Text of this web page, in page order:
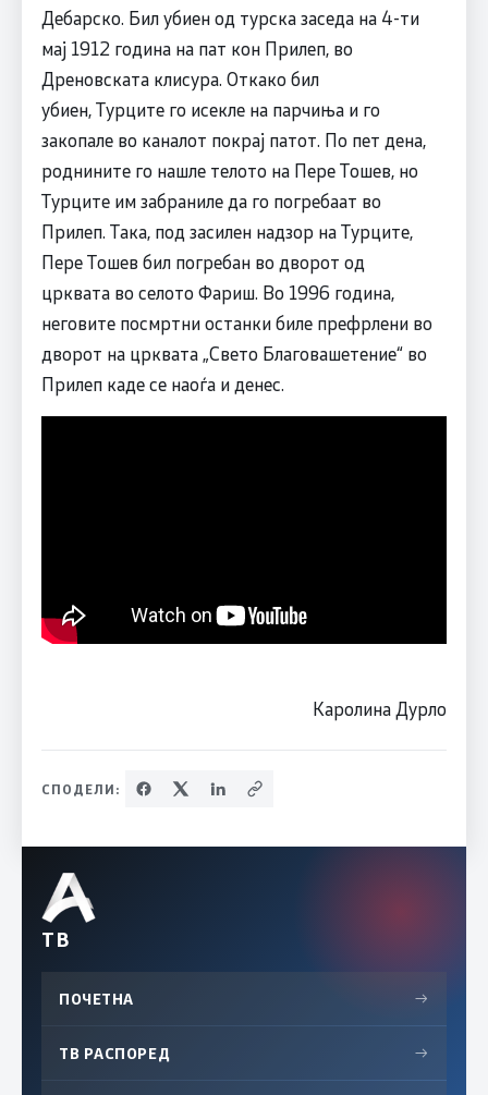
Дебарско. Бил убиен од турска заседа на 4-ти
мај 1912 година на пат кон Прилеп, во
Дреновската клисура. Откако бил
убиен, Турците го исекле на парчиња и го
закопале во каналот покрај патот. По пет дена,
роднините го нашле телото на Пере Тошев, но
Турците им забраниле да го погребаат во
Прилеп. Така, под засилен надзор на Турците,
Пере Тошев бил погребан во дворот од
црквата во селото Фариш. Во 1996 година,
неговите посмртни останки биле префрлени во
дворот на црквата „Свето Благовашетение“ во
Прилеп каде се наоѓа и денес.
Каролина Дурло
СПОДЕЛИ:
ТВ
ПОЧЕТНА →
ТВ РАСПОРЕД →